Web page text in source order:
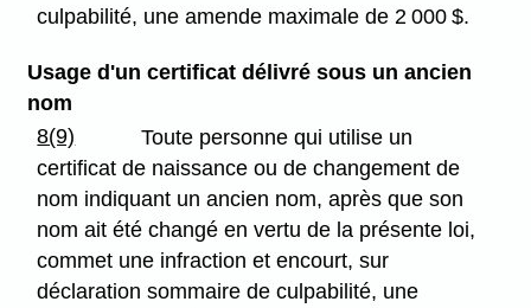
culpabilité, une amende maximale de 2 000 $.
Usage d'un certificat délivré sous un ancien
nom
8(9)
Toute personne qui utilise un
certificat de naissance ou de changement de
nom indiquant un ancien nom, après que son
nom ait été changé en vertu de la présente loi,
commet une infraction et encourt, sur
déclaration sommaire de culpabilité, une